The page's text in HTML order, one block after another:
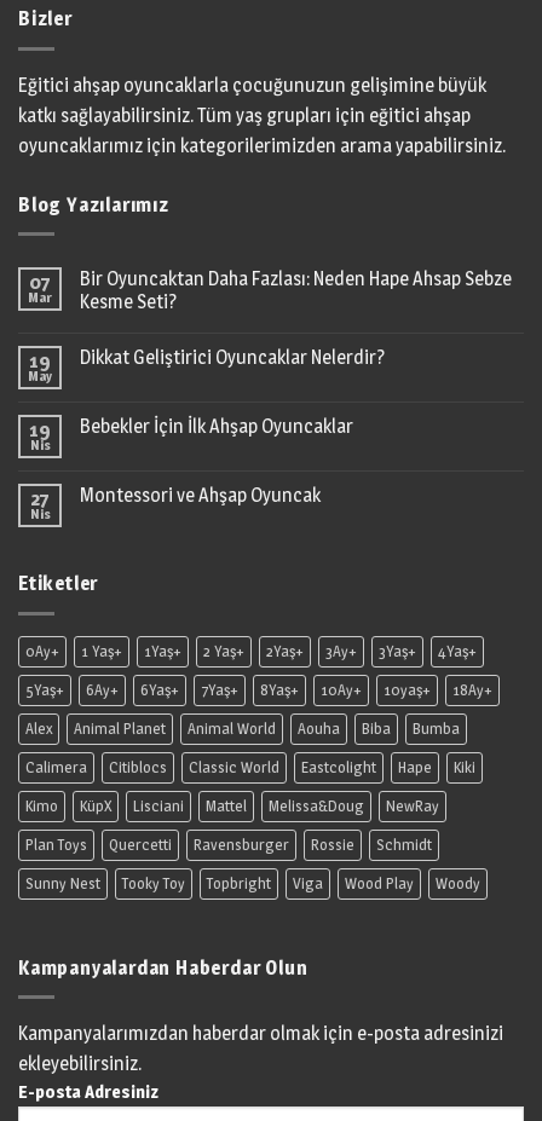
Bizler
Eğitici ahşap oyuncaklarla çocuğunuzun gelişimine büyük
katkı sağlayabilirsiniz. Tüm yaş grupları için eğitici ahşap
oyuncaklarımız için kategorilerimizden arama yapabilirsiniz.
Blog Yazılarımız
07
Mar
Bir Oyuncaktan Daha Fazlası: Neden Hape Ahsap Sebze
Kesme Seti?
19
May
Dikkat Geliştirici Oyuncaklar Nelerdir?
19
Nis
Bebekler İçin İlk Ahşap Oyuncaklar
27
Nis
Montessori ve Ahşap Oyuncak
Etiketler
0Ay+ 1 Yaş+ 1Yaş+ 2 Yaş+ 2Yaş+ 3Ay+ 3Yaş+ 4Yaş+
5Yaş+ 6Ay+ 6Yaş+ 7Yaş+ 8Yaş+ 10Ay+ 10yaş+ 18Ay+
Alex Animal Planet Animal World Aouha Biba Bumba
Calimera Citiblocs Classic World Eastcolight Hape Kiki
Kimo KüpX Lisciani Mattel Melissa&Doug NewRay
Plan Toys Quercetti Ravensburger Rossie Schmidt
Sunny Nest Tooky Toy Topbright Viga Wood Play Woody
Kampanyalardan Haberdar Olun
Kampanyalarımızdan haberdar olmak için e-posta adresinizi
ekleyebilirsiniz.
E-posta Adresiniz